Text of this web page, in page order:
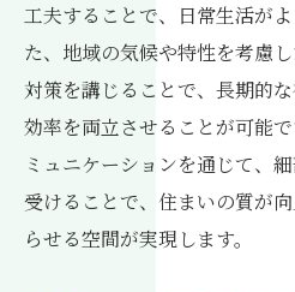
工夫することで、日常生活が
た、地域の気候や特性を考慮
対策を講じることで、長期的
効率を両立させることが可能
ミュニケーションを通じて、
受けることで、住まいの質が
らせる空間が実現します。